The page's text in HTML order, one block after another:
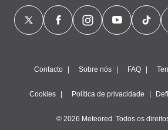
Contacto Sobre nós FAQ
Cookies Política de privacidade
© 2026 Meteored. Todos os